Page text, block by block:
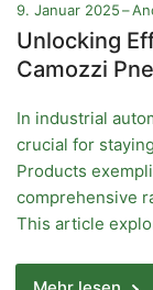
9. Januar 2025
Unlocking
Camozzi
In industrial
crucial for
Products
comprehensive
This article